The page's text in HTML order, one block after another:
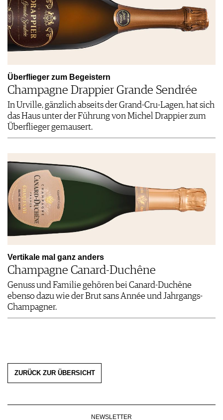
Überflieger zum Begeistern
Champagne Drappier Grande Sendrée
In Urville, gänzlich abseits der Grand-Cru-Lagen, hat sich
das Haus unter der Führung von Michel Drappier zum
Überflieger gemausert.
Vertikale mal ganz anders
Champagne Canard-Duchêne
Genuss und Familie gehören bei Canard-Duchêne
ebenso dazu wie der Brut sans Année und Jahrgangs-
Champagner.
ZURÜCK ZUR ÜBERSICHT
NEWSLETTER